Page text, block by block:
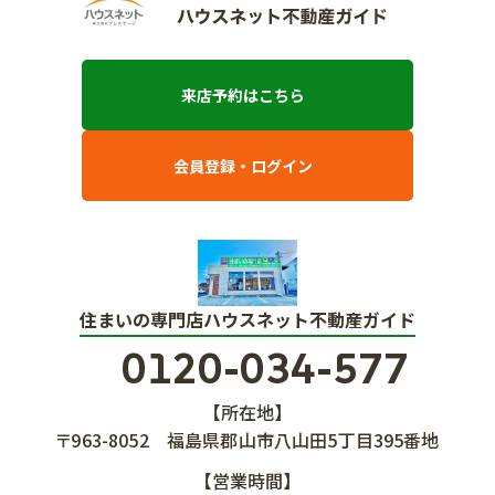
来店予約はこちら
会員登録・ログイン
住まいの専門店ハウスネット不動産ガイド
0120-034-577
【所在地】
〒963-8052
福島県郡山市八山田5丁目395番地
【営業時間】